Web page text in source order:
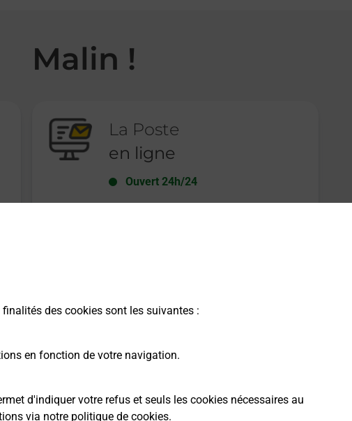
des cookies sont les suivantes :
en fonction de votre navigation.
d'indiquer votre refus et seuls les cookies nécessaires au
via notre politique de cookies.
Malin !
La Poste
en ligne
Ouvert 24h/24